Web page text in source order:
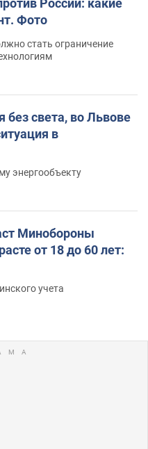
России: какие
Фото
стать ограничение
без света, во Львове
в
энергообъекту
Минобороны
от 18 до 60 лет:
учета